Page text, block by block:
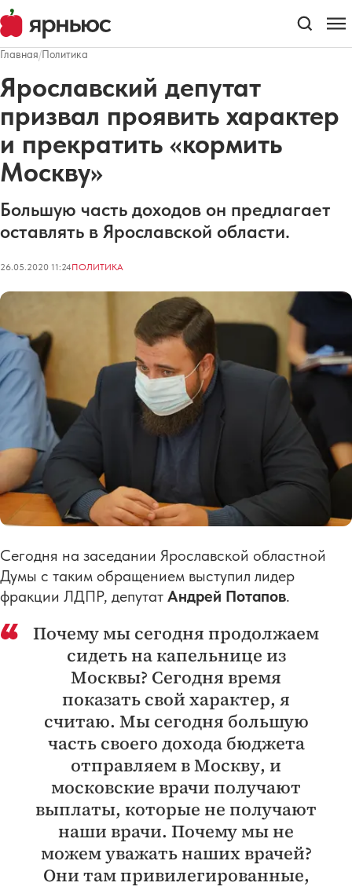
Главная/Политика
Ярославский депутат
призвал проявить характер
и прекратить «кормить
Москву»
Большую часть доходов он предлагает
оставлять в Ярославской области.
26.05.2020 11:24ПОЛИТИКА
Сегодня на заседании Ярославской областной
Думы с таким обращением выступил лидер
фракции ЛДПР, депутат Андрей Потапов.
Почему мы сегодня продолжаем
сидеть на капельнице из
Москвы? Сегодня время
показать свой характер, я
считаю. Мы сегодня большую
часть своего дохода бюджета
отправляем в Москву, и
московские врачи получают
выплаты, которые не получают
наши врачи. Почему мы не
можем уважать наших врачей?
Они там привилегированные,